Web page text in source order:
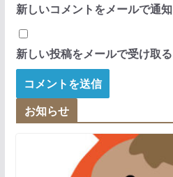
新しいコメントをメールで通知
新しい投稿をメールで受け取る
お知らせ